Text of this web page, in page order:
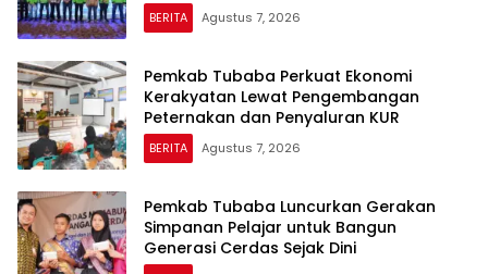
BERITA Agustus 7, 2026
Pemkab Tubaba Perkuat Ekonomi
Kerakyatan Lewat Pengembangan
Peternakan dan Penyaluran KUR
BERITA Agustus 7, 2026
Pemkab Tubaba Luncurkan Gerakan
Simpanan Pelajar untuk Bangun
Generasi Cerdas Sejak Dini